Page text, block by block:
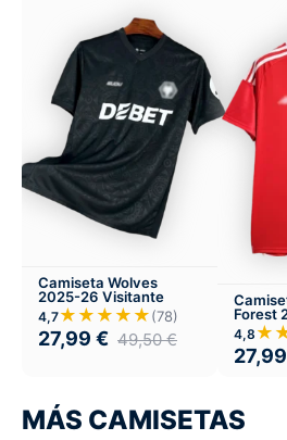
Camiseta Wolves
2025-26 Visitante
4,7★★★★★(78)
27,99 € 49,50€
Forest
4,8
27,99
MÁS CAMISETAS